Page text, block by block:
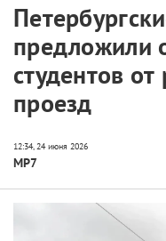
предложили
студентов
проезд
МР7